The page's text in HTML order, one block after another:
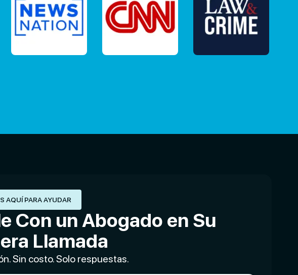
AQUÍ PARA AYUDAR
Con un Abogado en Su
Llamada
Sin costo. Solo respuestas.